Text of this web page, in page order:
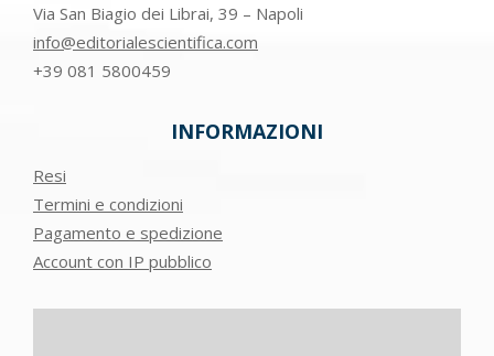
Via San Biagio dei Librai, 39 – Napoli
info@editorialescientifica.com
+39 081 5800459
INFORMAZIONI
Resi
Termini e condizioni
Pagamento e spedizione
Account con IP pubblico